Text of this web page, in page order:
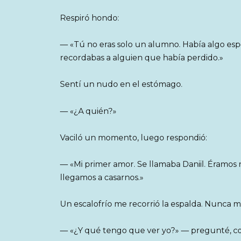
Respiró hondo:
— «Tú no eras solo un alumno. Había algo
recordabas a alguien que había perdido.»
Sentí un nudo en el estómago.
— «¿A quién?»
Vaciló un momento, luego respondió:
— «Mi primer amor. Se llamaba Daniil.
llegamos a casarnos.»
Un escalofrío me recorrió la espalda. Nunca
— «¿Y qué tengo que ver yo?» — pregunté,